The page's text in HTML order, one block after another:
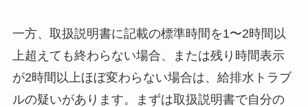
一方、取扱説明書に記載の標準時間を1〜2時間以
上超えても終わらない場合、または残り時間表示
が2時間以上ほぼ変わらない場合は、給排水トラブ
ルの疑いがあります。まずは取扱説明書で自分の